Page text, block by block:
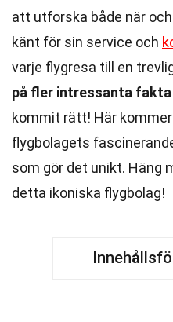
att utforska både när
känt för sin service och
varje flygresa till en
på fler intressanta fakta
kommit rätt! Här
flygbolagets
som gör det unikt. Häng
detta ikoniska flygbolag!